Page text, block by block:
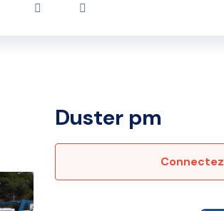
Duster pm